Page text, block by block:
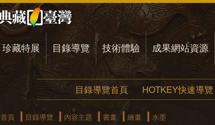
珍藏特展 目錄導覽 技術體驗 成果網站資源
目錄導覽首頁 HOTKEY快速導覽
首頁 目錄導覽 內容主題 書畫 繪畫
水墨